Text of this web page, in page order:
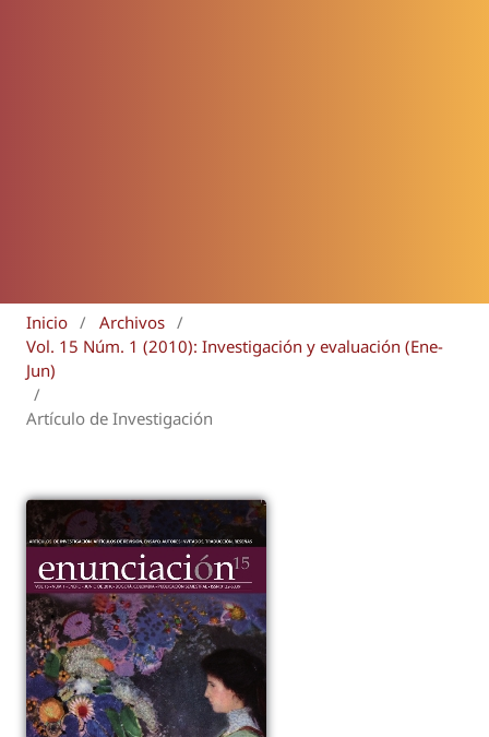
Inicio / Archivos /
Vol. 15 Núm. 1 (2010): Investigación y evaluación (Ene-
Jun)
/
Artículo de Investigación